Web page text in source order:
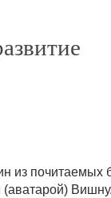
из почитаемых
(аватарой)